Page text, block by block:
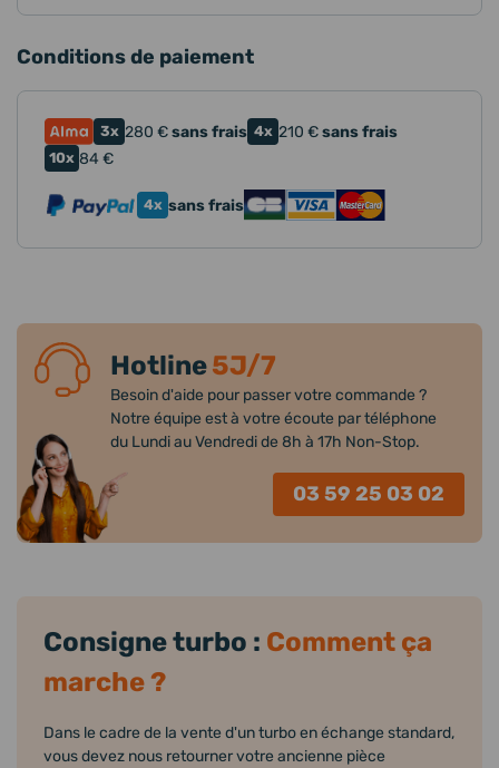
Conditions de paiement
3x 280 €sans frais 4x 210 €sans frais
10x 84 €
4x sans frais
Hotline5J/7
Besoin d'aide pour passer votre commande ?
Notre équipe est à votre écoute par téléphone
du Lundi au Vendredi de 8h à 17h Non-Stop.
03 59 25 03 02
Consigne turbo : Comment ça
marche ?
Dans le cadre de la vente d'un turbo en échange standard,
vous devez nous retourner votre ancienne pièce